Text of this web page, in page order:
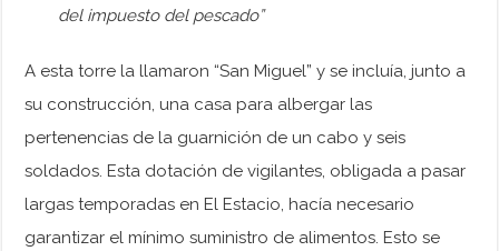
del impuesto del pescado”
A esta torre la llamaron “San Miguel” y se incluía, junto a
su construcción, una casa para albergar las
pertenencias de la guarnición de un cabo y seis
soldados. Esta dotación de vigilantes, obligada a pasar
largas temporadas en El Estacio, hacía necesario
garantizar el mínimo suministro de alimentos. Esto se